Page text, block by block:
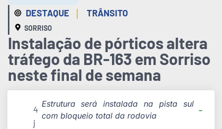
DESTAQUE | TRÂNSITO
SORRISO
Instalação de pórticos altera
tráfego da BR-163 em Sorriso
neste final de semana
4
j
Estrutura será instalada na pista sul
com bloqueio total da rodovia